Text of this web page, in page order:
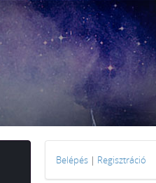
Belépés | Regisztráció